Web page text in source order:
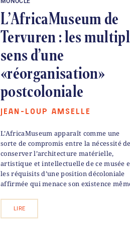
L’AfricaMuseum de
Tervuren : les
sens d’une
«réorganisation»
postcoloniale
JEAN-LOUP AMSELLE
L’AfricaMuseum apparaît comme une
sorte de compromis entre la nécessité de
conserver l’architecture matérielle,
artistique et intellectuelle de ce musée
les réquisits d’une position décoloniale
affirmée qui menace son existence
LIRE